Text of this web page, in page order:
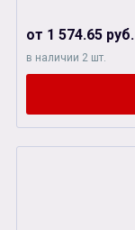
от 1 574.65 руб.
в наличии 2 шт.